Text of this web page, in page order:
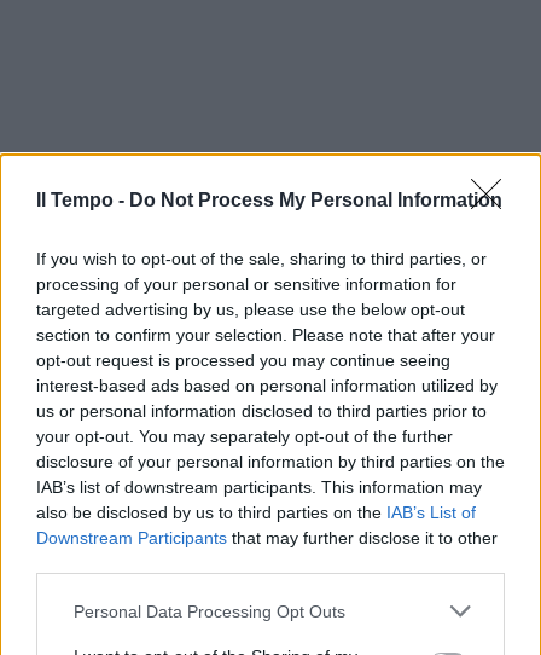
Il Tempo - Do Not Process My Personal Information
If you wish to opt-out of the sale, sharing to third parties, or
processing of your personal or sensitive information for
targeted advertising by us, please use the below opt-out
section to confirm your selection. Please note that after your
opt-out request is processed you may continue seeing
interest-based ads based on personal information utilized by
us or personal information disclosed to third parties prior to
your opt-out. You may separately opt-out of the further
disclosure of your personal information by third parties on the
IAB’s list of downstream participants. This information may
also be disclosed by us to third parties on the IAB’s List of
Downstream Participants that may further disclose it to other
Personal Data Processing Opt Outs
In evidenza